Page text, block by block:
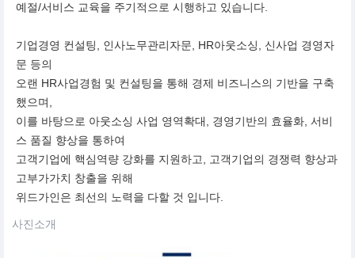
예절/서비스 교육을 주기적으로 시행하고 있습니다.
기업경영 컨설팅, 인사노무관리자문, HR아웃소싱, 신사업 경영자
문 등의
오랜 HR사업경험 및 컨설팅을 통해 경제 비즈니스의 기반을 구축
했으며,
이를 바탕으로 아웃소싱 사업 영역확대, 경영기반의 효율화, 서비
스 품질 향상을 통하여
고객기업에 핵심역량 강화를 지원하고, 고객기업의 경쟁력 향상과
고부가가치 창출을 위해
위드가인은 최선의 노력을 다할 것 입니다.
사진소개